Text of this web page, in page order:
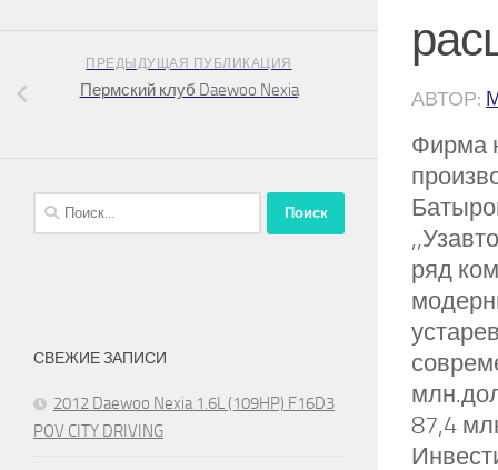
АВТОР:
Фирма
ряд
87,4
ПРЕДЫДУЩАЯ ПУБЛИКАЦИЯ
Пермский клуб Daewoo Nexia
Найти:
СВЕЖИЕ ЗАПИСИ
2012 Daewoo Nexia 1.6L (109HP) F16D3
POV CITY DRIVING